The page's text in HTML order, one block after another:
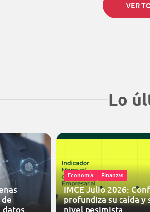
VER
Lo
datos
Economía Finanzas
IMCE Julio 2026:
profundiza su caída y
nivel pesimista